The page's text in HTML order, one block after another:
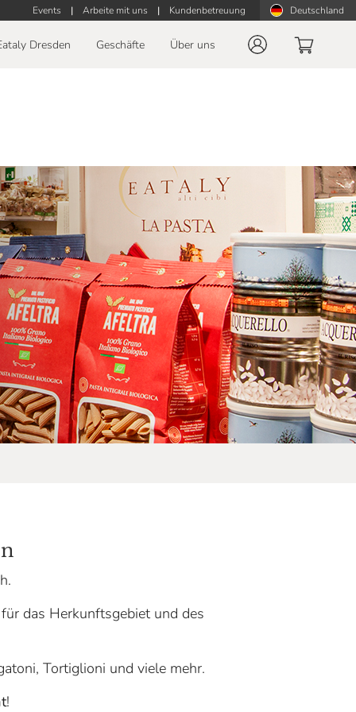
Events | Arbeite mit uns | Kundenbetreuung Deutschland
Dresden Geschäfte Über uns
das Herkunftsgebiet und des
Tortiglioni und viele mehr.
!